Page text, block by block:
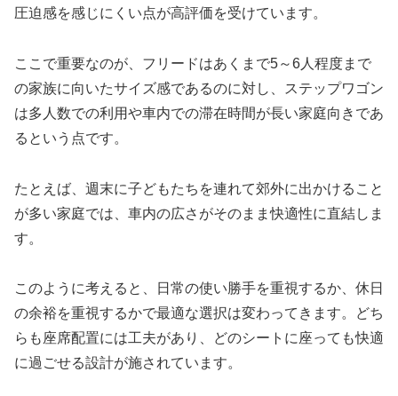
圧迫感を感じにくい点が高評価を受けています。
ここで重要なのが、フリードはあくまで5～6人程度まで
の家族に向いたサイズ感であるのに対し、ステップワゴン
は多人数での利用や車内での滞在時間が長い家庭向きであ
るという点です。
たとえば、週末に子どもたちを連れて郊外に出かけること
が多い家庭では、車内の広さがそのまま快適性に直結しま
す。
このように考えると、日常の使い勝手を重視するか、休日
の余裕を重視するかで最適な選択は変わってきます。どち
らも座席配置には工夫があり、どのシートに座っても快適
に過ごせる設計が施されています。